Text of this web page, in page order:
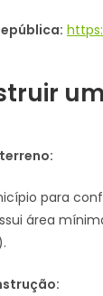
para
área